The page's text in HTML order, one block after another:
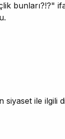
bunları?!?"